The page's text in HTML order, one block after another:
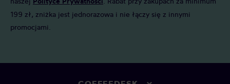
199 zł, zniżka jest jednorazowa i nie łączy się z innymi
promocjami.